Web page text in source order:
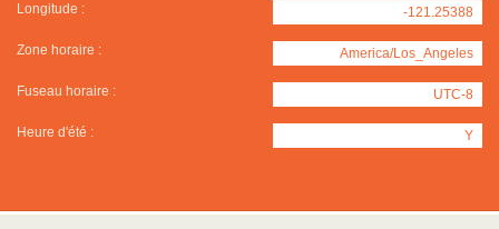
Longitude : -121.25388
Zone horaire : America/Los_Angeles
Fuseau horaire : UTC-8
Heure d'été : Y